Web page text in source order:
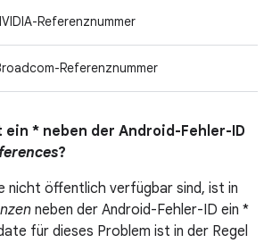
Referenznummer
Referenznummer
ein * neben der Android-Fehler-ID
?
nicht öffentlich verfügbar sind, ist in
neben der Android-Fehler-ID ein *
für dieses Problem ist in der Regel